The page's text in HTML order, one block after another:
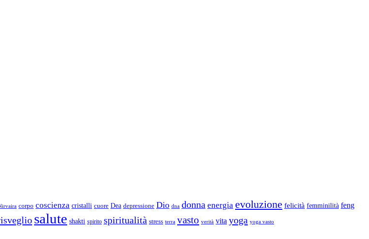
corpo coscienza cristalli cuore Dea depressione Dio dna donna energia evoluzione felicità femminilità feng
salute shakti spirito spiritualità stress terra vasto verità vita yoga yoga vasto